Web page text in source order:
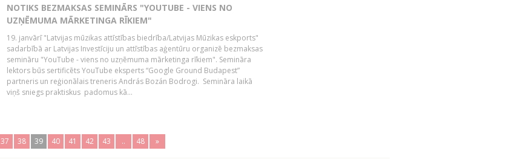
NOTIKS BEZMAKSAS SEMINĀRS "YOUTUBE - VIENS NO
UZŅĒMUMA MĀRKETINGA RĪKIEM"
19. janvārī "Latvijas mūzikas attīstības biedrība/Latvijas Mūzikas eskports"
sadarbībā ar Latvijas Investīciju un attīstības aģentūru organizē bezmaksas
semināru "YouTube - viens no uzņēmuma mārketinga rīkiem". Semināra
lektors būs sertificēts YouTube eksperts “Google Ground Budapest”
partneris un reģionālais treneris András Bozán Bodrogi. Semināra laikā
viņš sniegs praktiskus padomus kā...
37 38 39 40 41 42 43 .. 48 »